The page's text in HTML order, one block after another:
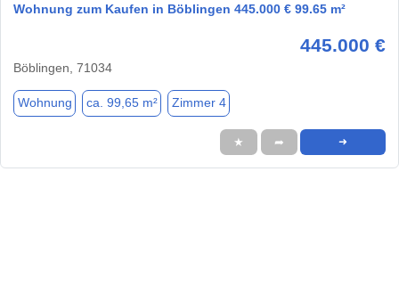
Wohnung zum Kaufen in Böblingen 445.000 € 99.65 m²
445.000 €
Böblingen, 71034
Wohnung ca. 99,65 m² Zimmer 4
★ ➦ ➜